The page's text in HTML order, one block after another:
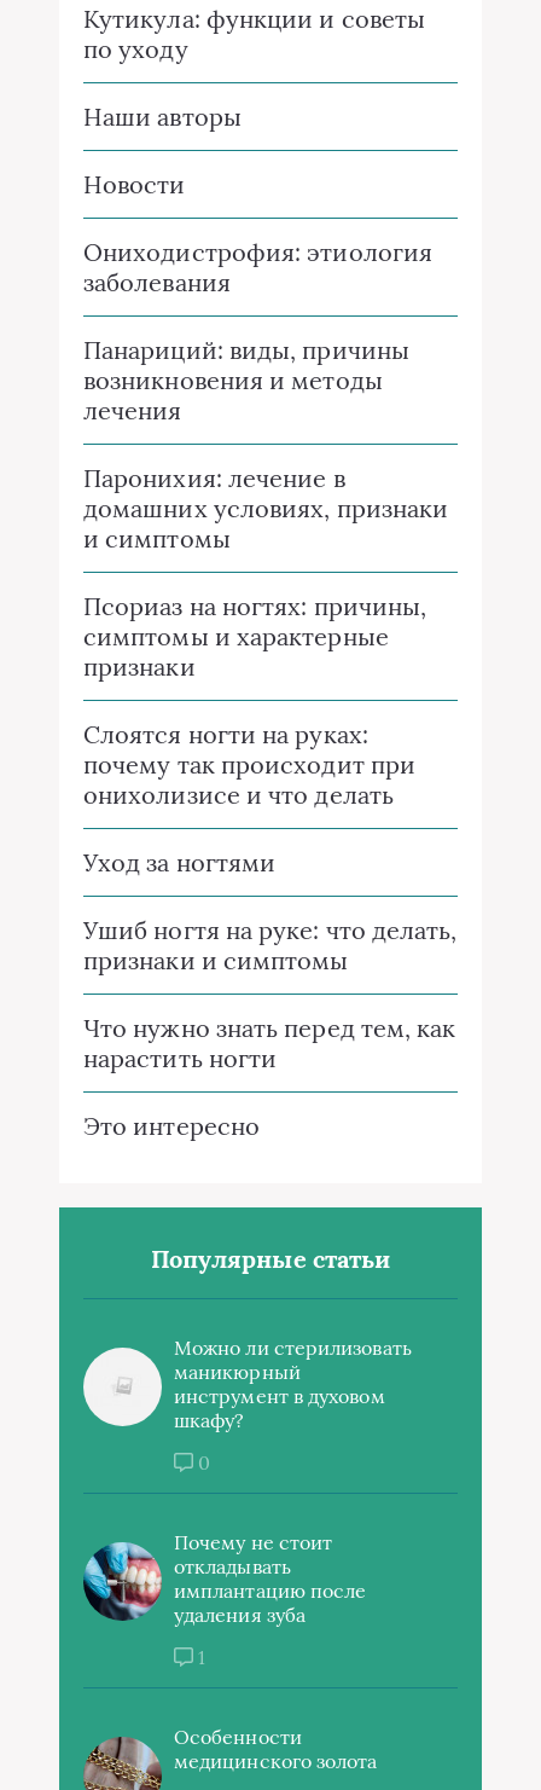
Кутикула: функции и советы
по уходу
Наши авторы
Новости
Ониходистрофия: этиология
заболевания
Панариций: виды, причины
возникновения и методы
лечения
Паронихия: лечение в
домашних условиях, признаки
и симптомы
Псориаз на ногтях: причины,
симптомы и характерные
признаки
Слоятся ногти на руках:
почему так происходит при
онихолизисе и что делать
Уход за ногтями
Ушиб ногтя на руке: что делать,
признаки и симптомы
Что нужно знать перед тем, как
нарастить ногти
Это интересно
Популярные статьи
Можно ли стерилизовать
маникюрный
инструмент в духовом
шкафу?
0
Почему не стоит
откладывать
имплантацию после
удаления зуба
1
Особенности
медицинского золота